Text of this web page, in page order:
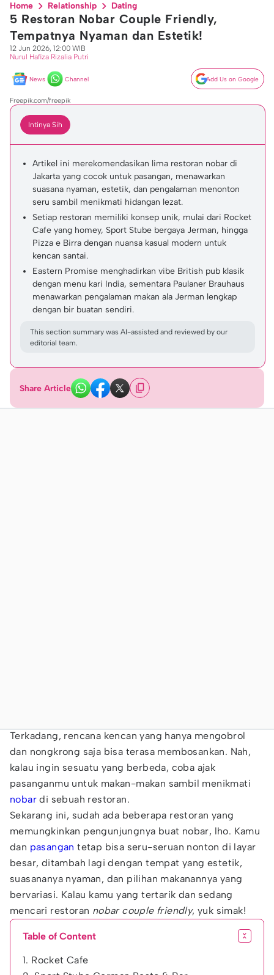
Home Relationship Dating
5 Restoran Nobar Couple Friendly,
Tempatnya Nyaman dan Estetik!
12 Jun 2026, 12:00 WIB
Nurul Hafiza Rizalia Putri
News Channel Add Us on Google
Freepik.com/freepik
Intinya Sih
Artikel ini merekomendasikan lima restoran nobar di
Jakarta yang cocok untuk pasangan, menawarkan
suasana nyaman, estetik, dan pengalaman menonton
seru sambil menikmati hidangan lezat.
Setiap restoran memiliki konsep unik, mulai dari Rocket
Cafe yang homey, Sport Stube bergaya Jerman, hingga
Pizza e Birra dengan nuansa kasual modern untuk
kencan santai.
Eastern Promise menghadirkan vibe British pub klasik
dengan menu kari India, sementara Paulaner Brauhaus
menawarkan pengalaman makan ala Jerman lengkap
dengan bir buatan sendiri.
This section summary was AI-assisted and reviewed by our
editorial team.
Share Article
Terkadang, rencana kencan yang hanya mengobrol
dan nongkrong saja bisa terasa membosankan. Nah,
kalau ingin sesuatu yang berbeda, coba ajak
pasanganmu untuk makan-makan sambil menikmati
nobar di sebuah restoran.
Sekarang ini, sudah ada beberapa restoran yang
memungkinkan pengunjungnya buat nobar, lho. Kamu
dan pasangan tetap bisa seru-seruan nonton di layar
besar, ditambah lagi dengan tempat yang estetik,
suasananya nyaman, dan pilihan makanannya yang
bervariasi. Kalau kamu yang tertarik dan sedang
mencari restoran nobar couple friendly, yuk simak!
Table of Content
1. Rocket Cafe